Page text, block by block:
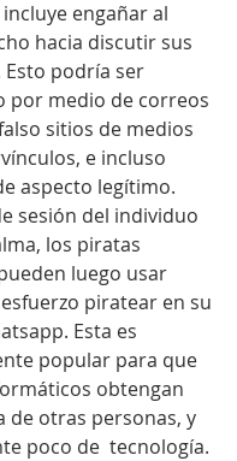
engañar al
hacia discutir sus
Esto podría ser
por medio de correos
sitios de medios
e incluso
aspecto legítimo.
sesión del individuo
los piratas
luego usar
piratear en su
Esta es
popular para que
obtengan
de otras personas, y
poco de  tecnología.